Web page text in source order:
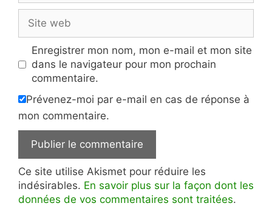
web
Enregistrer mon nom, mon e-mail et mon site
dans le navigateur pour mon prochain
commentaire.
Prévenez-moi par e-mail en cas de réponse à
mon commentaire.
Ce site utilise Akismet pour réduire les
indésirables. En savoir plus sur la façon dont les
données de vos commentaires sont traitées.